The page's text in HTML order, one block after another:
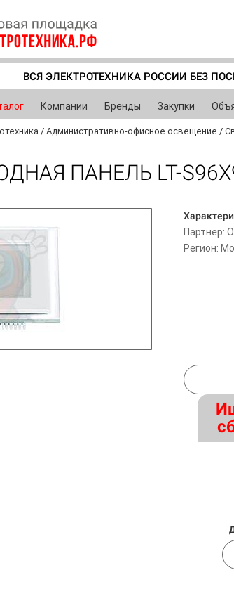
ВСЯ ЭЛЕКТРОТЕХНИКА РОССИИ БЕЗ
Компании Бренды Закупки
/ Административно-офисное освещение /
ПАНЕЛЬ LT-
Партнер:
Регион: